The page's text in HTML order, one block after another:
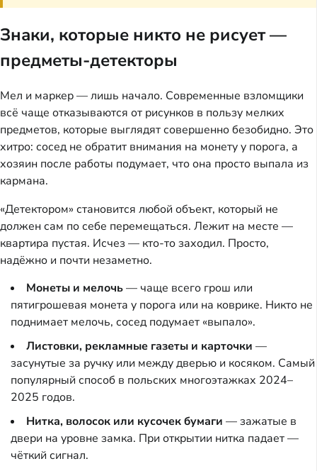
Знаки, которые никто не рисует —
предметы-детекторы
Мел и маркер — лишь начало. Современные взломщики
всё чаще отказываются от рисунков в пользу мелких
предметов, которые выглядят совершенно безобидно. Это
хитро: сосед не обратит внимания на монету у порога, а
хозяин после работы подумает, что она просто выпала из
кармана.
«Детектором» становится любой объект, который не
должен сам по себе перемещаться. Лежит на месте —
квартира пустая. Исчез — кто-то заходил. Просто,
надёжно и почти незаметно.
Монеты и мелочь— чаще всего грош или
пятигрошевая монета у порога или на коврике. Никто не
поднимает мелочь, сосед подумает «выпало».
Листовки, рекламные газеты и карточки —
засунутые за ручку или между дверью и косяком. Самый
популярный способ в польских многоэтажках 2024–
2025 годов.
Нитка, волосок или кусочек бумаги — зажатые в
двери на уровне замка. При открытии нитка падает —
чёткий сигнал.